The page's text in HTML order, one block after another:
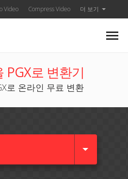
Video Compress Video 더 보기
PGX로 변환기
로 온라인 무료 변환